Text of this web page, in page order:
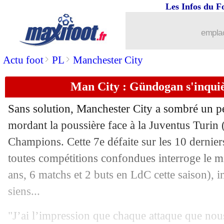
Actu foot> PL > Manchester City
Les Infos du
Man City : Gündogan
Sans solution, Manchester City a sombré un
mordant la poussière face à la Juventus
Champions. Cette 7e défaite sur les 10
toutes compétitions confondues interroge le
ans, 6 matchs et 2 buts en LdC cette saison),
siens...
"J’ai l’impression que chaque attaque que
Lyon: Cherki adore Fofana
12/12 LFP
12/12 Brest: Lala et Camara ont prolongé
12/12 Affaire Mbappé : la procureure
12/12 Dortmund: Sahin s'alarme pour
12/12 Arsenal: Arteta encense l'incroyable
12/12
12/12 OM: Wahi, Maupay sent une bonne